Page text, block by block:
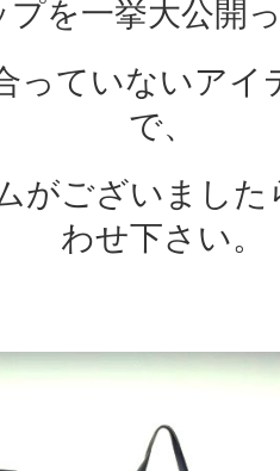
プを一挙大公開
っていないアイ
で、
がございまし
わせ下さい。